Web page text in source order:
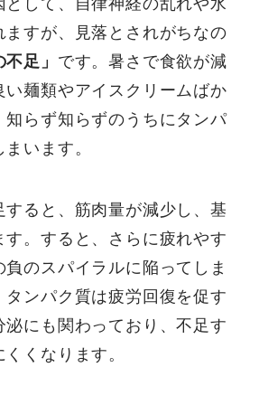
として、自律神経の乱れや水
ますが、見落とされがちなの
足」 です。暑さで食欲が減
い麺類やアイスクリームばか
知らず知らずのうちにタンパ
います。
すると、筋肉量が減少し、基
。すると、さらに疲れやす
負のスパイラルに陥ってしま
タンパク質は疲労回復を促す
泌にも関わっており、不足す
くなります。